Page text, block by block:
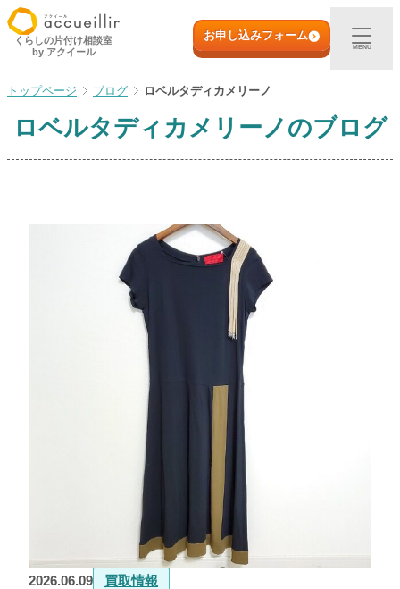
内
容
キ
ッ
プ
初めての方へ
出張買取
宅配買取
ご利用実例
取扱アイテム
よくある質問
お問い合わせ
0120-29-5302
受付時間9:00〜18:00（年中無休※年末年始は除く）
お申し込みフォーム
くらしの片付け相談室
by アクイール
お申し込みフォーム
MENU
ブログ ロベルタディカメリーノ
ロベルタディカメリーノ のブログ
2026.06.09 買取情報